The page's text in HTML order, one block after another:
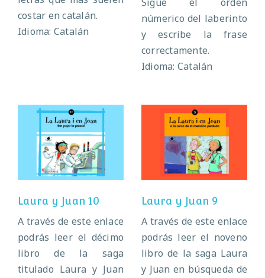
costar en catalán.
Idioma: Catalán
Sigue el orden
númerico del laberinto
y escribe la frase
correctamente.
Idioma: Catalán
Laura y Juan 10
Laura y Juan 10
A través de este enlace
podrás leer el décimo
libro de la saga
titulado Laura y Juan
Laura y Juan 9
Laura y Juan 9
A través de este enlace
podrás leer el noveno
libro de la saga Laura
y Juan en búsqueda de